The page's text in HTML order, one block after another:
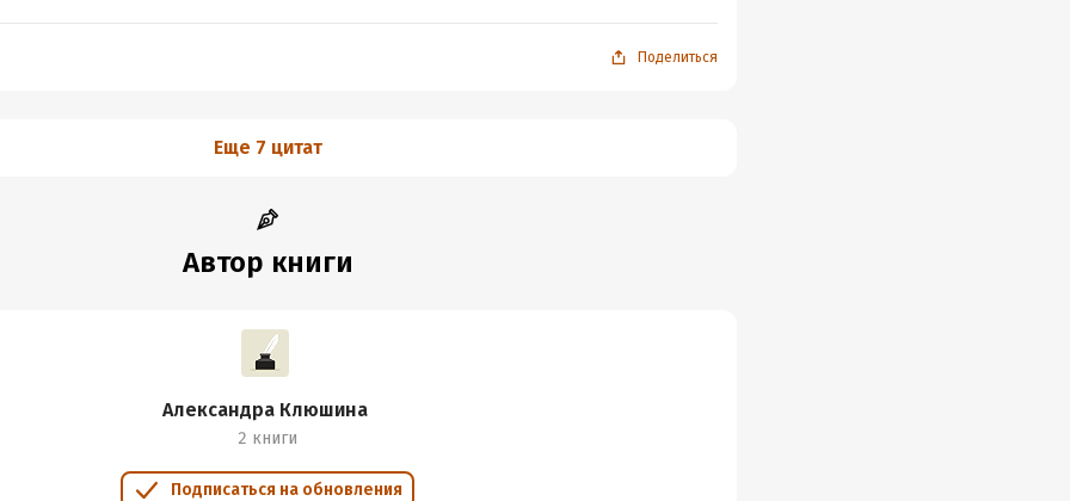
Поделиться
Еще 7 цитат
Автор книги
Александра Клюшина
2 книги
Подписаться на обновления